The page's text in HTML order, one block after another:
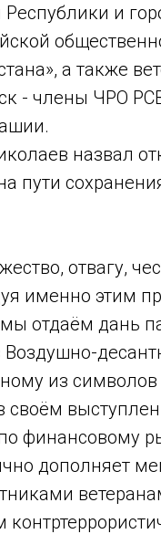
и
а также
- члены ЧРО
назвал
пути
отвагу,
именно этим
отдаём дань
из
своём
финансовому
дополняет